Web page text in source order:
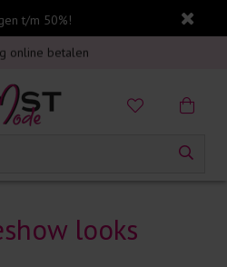
t/m 50%!
op jouw aankoop
in Nederland vanaf €75,-
online betalen
op jouw aankoop
in Nederland vanaf €75,-
looks